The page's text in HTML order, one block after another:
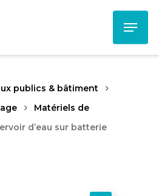
Menu
publics & bâtiment
Matériels de
d’eau sur batterie